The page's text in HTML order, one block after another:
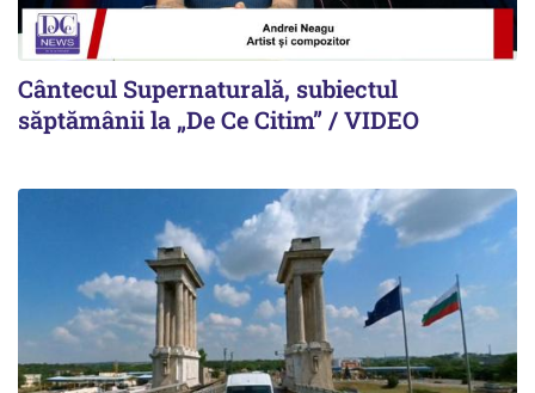
Cântecul Supernaturală, subiectul
săptămânii la „De Ce Citim” / VIDEO